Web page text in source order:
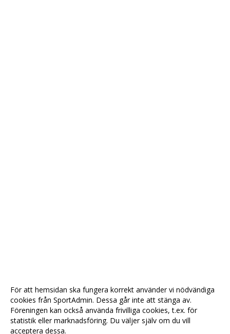
För att hemsidan ska fungera korrekt använder vi nödvändiga
cookies från SportAdmin. Dessa går inte att stänga av.
Föreningen kan också använda frivilliga cookies, t.ex. för
statistik eller marknadsföring. Du väljer själv om du vill
acceptera dessa.